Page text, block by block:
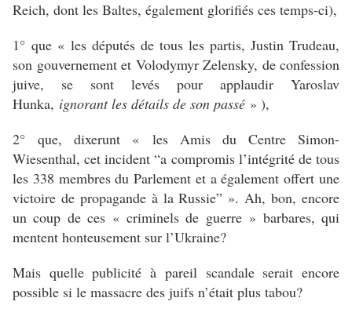
Reich, dont les Baltes, également glorifiés ces temps-ci),
1° que « les députés de tous les partis, Justin Trudeau,
son gouvernement et Volodymyr Zelensky, de confession
juive, se sont levés pour applaudir Yaroslav
Hunka, ignorant les détails de son passé » ),
2° que, dixerunt « les Amis du Centre Simon-
Wiesenthal, cet incident “a compromis l’intégrité de tous
les 338 membres du Parlement et a également offert une
victoire de propagande à la Russie” ». Ah, bon, encore
un coup de ces « criminels de guerre » barbares, qui
mentent honteusement sur l’Ukraine?
Mais quelle publicité à pareil scandale serait encore
possible si le massacre des juifs n’était plus tabou?